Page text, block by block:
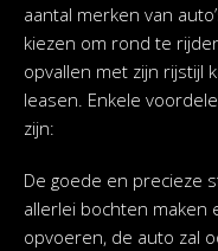
aantal merken van
kiezen om rond te
opvallen met zijn rijstijl
leasen. Enkele
zijn:
De goede en precieze
allerlei bochten maken
opvoeren, de auto zal